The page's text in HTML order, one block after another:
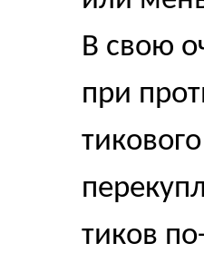
В свою
при
тиков